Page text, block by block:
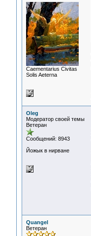
Сaementarius Civitas
Solis Aeterna
Oleg
Модератор своей темы
Ветеран
Сообщений: 8943
Йожык в нирване
Quangel
Ветеран